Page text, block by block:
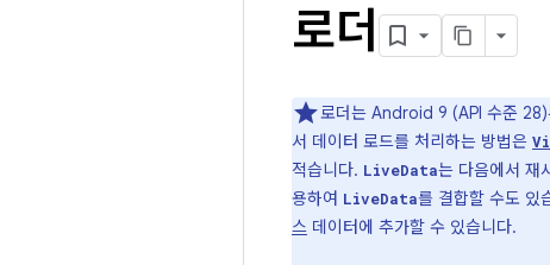
로더
로더는 Android 9 (API 수준
서 데이터 로드를 처리하는 방법은
적습니다. LiveData는 다음에서 재
용하여 LiveData를 결합할 수도 있
스 데이터에 추가할 수 있습니다.